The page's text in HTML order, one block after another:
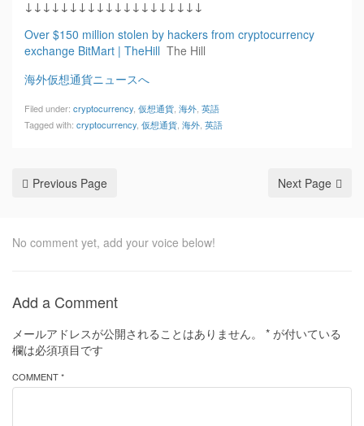
↓↓↓↓↓↓↓↓↓↓↓↓↓↓↓↓↓↓↓↓
Over $150 million stolen by hackers from cryptocurrency
exchange BitMart | TheHill The Hill
海外仮想通貨ニュースへ
Filed under: cryptocurrency 仮想通貨 海外 英語
Tagged with: cryptocurrency 仮想通貨 海外 英語
Previous Page Next Page
No comment yet, add your voice below!
Add a Comment
メールアドレスが公開されることはありません。 * が付いている
欄は必須項目です
COMMENT *